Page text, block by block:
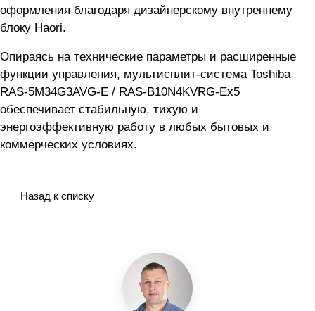
оформления благодаря дизайнерскому внутреннему
блоку Haori.
Опираясь на технические параметры и расширенные
функции управления, мультисплит-система Toshiba
RAS-5M34G3AVG-E / RAS-B10N4KVRG-Ex5
обеспечивает стабильную, тихую и
энергоэффективную работу в любых бытовых и
коммерческих условиях.
Назад к списку